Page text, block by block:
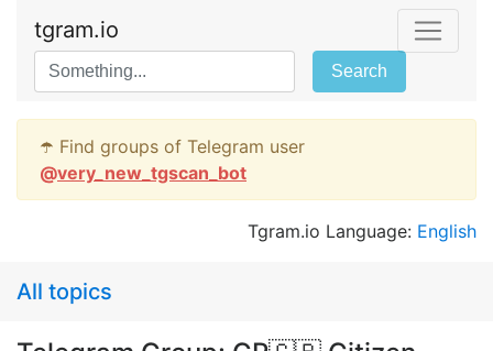
tgram.io
Search
☂️ Find groups of Telegram user
@very_new_tgscan_bot
Tgram.io Language: English
All topics